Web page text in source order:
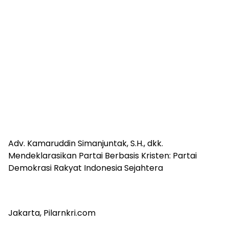
Adv. Kamaruddin Simanjuntak, S.H., dkk.
Mendeklarasikan Partai Berbasis Kristen: Partai
Demokrasi Rakyat Indonesia Sejahtera
Jakarta, Pilarnkri.com